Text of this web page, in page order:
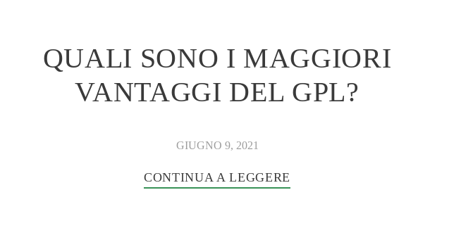
QUALI SONO I MAGGIORI
VANTAGGI DEL GPL?
GIUGNO 9, 2021
CONTINUA A LEGGERE